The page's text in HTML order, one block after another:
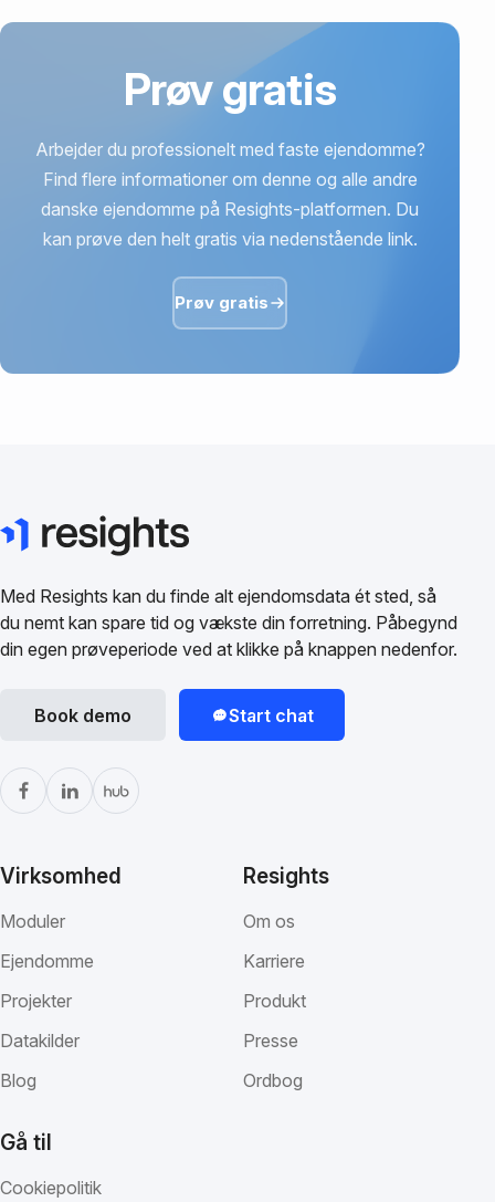
Prøv gratis
Arbejder du professionelt med faste ejendomme?
Find flere informationer om denne og alle andre
danske ejendomme på Resights-platformen. Du
kan prøve den helt gratis via nedenstående link.
Prøv gratis
Med Resights kan du finde alt ejendomsdata ét sted, så
du nemt kan spare tid og vækste din forretning. Påbegynd
din egen prøveperiode ved at klikke på knappen nedenfor.
Book demo Start chat
Virksomhed
Moduler
Ejendomme
Projekter
Datakilder
Blog
Resights
Om os
Karriere
Produkt
Presse
Ordbog
Gå til
Cookiepolitik